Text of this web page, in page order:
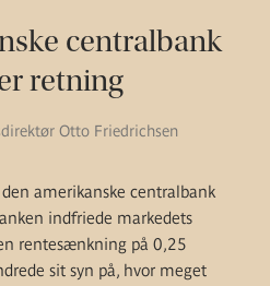
centralbank
retning
Otto Friedrichsen
amerikanske centralbank
indfriede markedets
rentesænkning på 0,25
sit syn på, hvor meget